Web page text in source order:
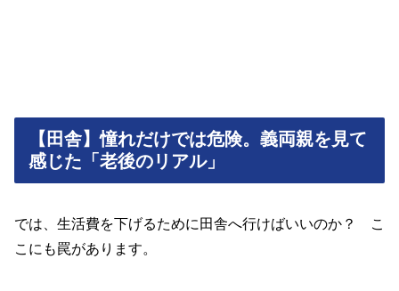
【田舎】憧れだけでは危険。義両親を見て
感じた「老後のリアル」
では、生活費を下げるために田舎へ行けばいいのか？ こ
こにも罠があります。